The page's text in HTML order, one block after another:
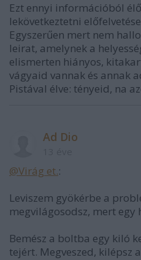
Ezt ennyi információból
lekövetkeztetni
Egyszerűen mert nem
leirat, amelynek a
elismerten hiányos,
vágyaid vannak és annak
Pistával élve: tényeid, na
Ad Dio
@Virág et.:
Leviszem gyökérbe a
megvilágosodsz, mert egy
Bemész a boltba egy kiló
tejért. Megveszed, kilépsz